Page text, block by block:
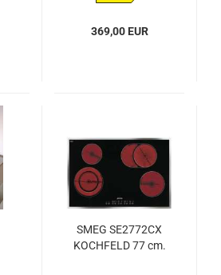
369,00 EUR
SMEG SE2772CX
KOCHFELD 77 cm.